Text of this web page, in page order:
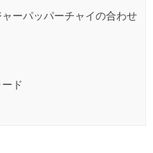
ーパッパーチャイの合わせ
ド